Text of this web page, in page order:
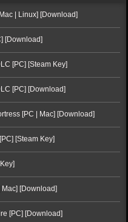
| Linux] [Download]
[Download]
[PC] [Steam Key]
[PC] [Download]
[PC | Mac] [Download]
[Steam Key]
[Download]
[PC] [Download]